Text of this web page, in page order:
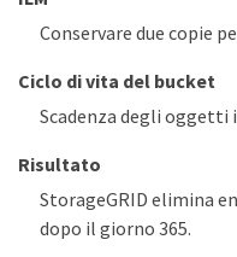
Conservare due copie
Ciclo di vita del bucket
Scadenza degli oggetti
Risultato
StorageGRID elimina
dopo il giorno 365.